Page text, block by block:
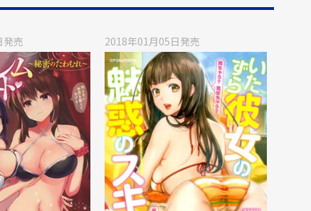
発売 2018年01月05日発売